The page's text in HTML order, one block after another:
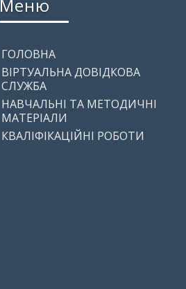
Меню
ГОЛОВНА
ВІРТУАЛЬНА ДОВІДКОВА
СЛУЖБА
НАВЧАЛЬНІ ТА МЕТОДИЧНІ
МАТЕРІАЛИ
КВАЛІФІКАЦІЙНІ РОБОТИ